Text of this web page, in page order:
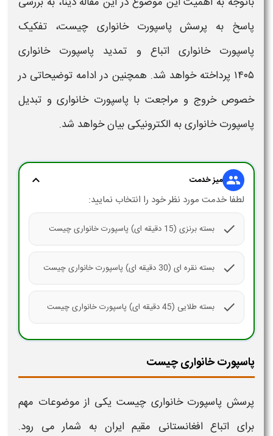
پاسخ به پرسشپاسپورت خانواری چیست، تفکیک
پاسپورت خانواری اتباع و تمدید پاسپورت خانواری
۱۴۰۵ پرداخته خواهد شد. همچنین در ادامه توضیحاتی در
خصوص خروج و مراجعت باپاسپورت خانواریو تبدیل
پاسپورت خانواری به الکترونیکی بیان خواهد شد.
group میز خدمت expand_more
لطفا خدمت مورد نظر خود را انتخاب نمایید:
check بسته برنزی (15 دقیقه ای) پاسپورت خانواری چیست
check بسته نقره ای (30 دقیقه ای) پاسپورت خانواری چیست
check بسته طلایی (45 دقیقه ای) پاسپورت خانواری چیست
پاسپورت خانواری چیست
پرسش پاسپورت خانواری چیست یکی از موضوعات مهم
برای اتباع افغانستانی مقیم ایران به شمار می‌ رود.